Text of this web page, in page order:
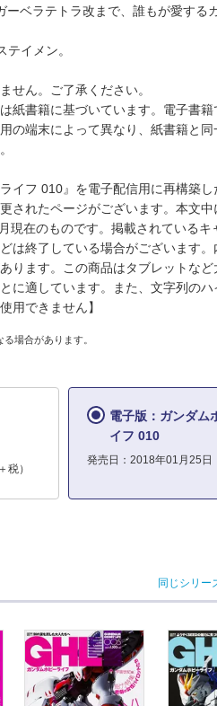
ーベラテトラ改まで、誰もが愛する
イメン。
せん。ご了承ください。
紙書籍に基づいています。電子書
の端末によって異なり、紙書籍と
イフ 010』を電子配信用に再構築
されたページがございます。本文
現在のものです。掲載されているキ
は終了している場合がございます
ります。この商品はタブレットな
に適しています。また、文字列の
用できません】
場合があります。
税）
電子版：ガンダム
イフ 010
発売日：2018年01月25日
同じシリー